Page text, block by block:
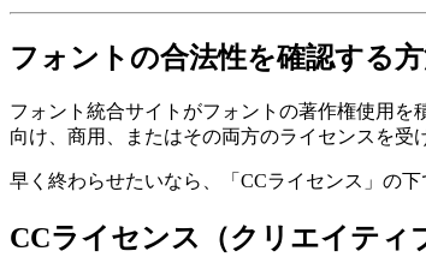
フォントの合法性を確認する
フォント統合サイトがフォントの著作権使用を
向け、商用、またはその両方のライセンスを受
早く終わらせたいなら、「CCライセンス」の
CCライセンス（クリエイティ